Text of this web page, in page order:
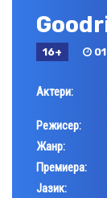
16+
Актери:
Режисер:
Жанр:
Премиера:
Јазик: